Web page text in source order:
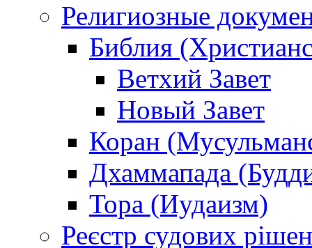
Религиозные
Библия
Ветхий Завет
Новый Завет
Коран
Дхаммапада
Тора (Иудаизм)
Реєстр судових